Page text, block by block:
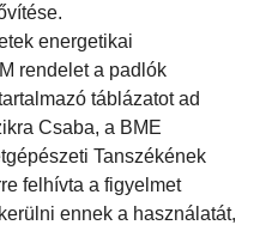
energetikai
rendelet a padlók
táblázatot ad
Csaba, a BME
Tanszékének
felhívta a figyelmet
ennek a használatát,